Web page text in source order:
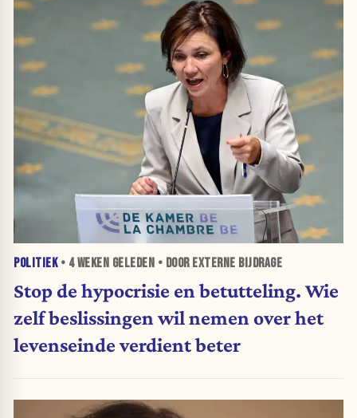
POLITIEK• 4 WEKEN GELEDEN • DOOR EXTERNE BIJDRAGE
Stop de hypocrisie en betutteling. Wie
zelf beslissingen wil nemen over het
levenseinde verdient beter